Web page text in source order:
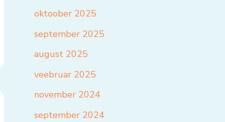
oktoober 2025
september 2025
august 2025
veebruar 2025
november 2024
september 2024